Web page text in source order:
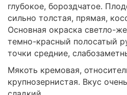
глубокое, бороздчатое.
сильно толстая, прямая,
Основная окраска светло-
темно-красный полосатый
точки средние,
Мякоть кремовая,
крупнозернистая. Вкус